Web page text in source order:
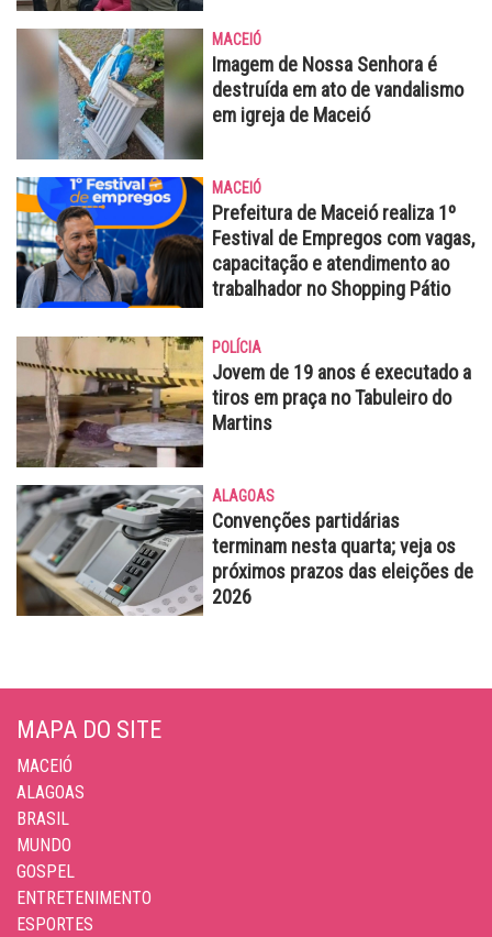
MACEIÓ
Imagem de Nossa Senhora é
destruída em ato de vandalismo
em igreja de Maceió
MACEIÓ
Prefeitura de Maceió realiza 1º
Festival de Empregos com vagas,
capacitação e atendimento ao
trabalhador no Shopping Pátio
POLÍCIA
Jovem de 19 anos é executado a
tiros em praça no Tabuleiro do
Martins
ALAGOAS
Convenções partidárias
terminam nesta quarta; veja os
próximos prazos das eleições de
2026
MAPA DO SITE
MACEIÓ
ALAGOAS
BRASIL
MUNDO
GOSPEL
ENTRETENIMENTO
ESPORTES